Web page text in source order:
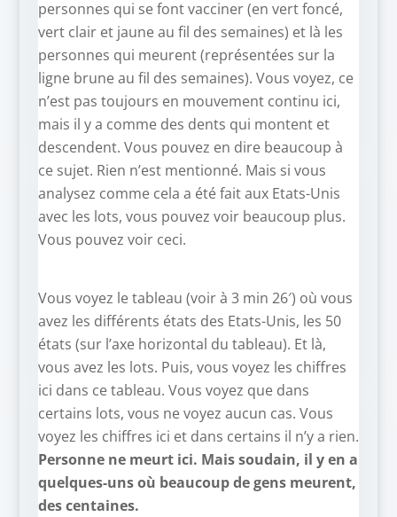
personnes qui se font vacciner (en vert foncé,
vert clair et jaune au fil des semaines) et là les
personnes qui meurent (représentées sur la
ligne brune au fil des semaines). Vous voyez, ce
n’est pas toujours en mouvement continu ici,
mais il y a comme des dents qui montent et
descendent. Vous pouvez en dire beaucoup à
ce sujet. Rien n’est mentionné. Mais si vous
analysez comme cela a été fait aux Etats-Unis
avec les lots, vous pouvez voir beaucoup plus.
Vous pouvez voir ceci.
Vous voyez le tableau (voir à 3 min 26′) où vous
avez les différents états des Etats-Unis, les 50
états (sur l’axe horizontal du tableau). Et là,
vous avez les lots. Puis, vous voyez les chiffres
ici dans ce tableau. Vous voyez que dans
certains lots, vous ne voyez aucun cas. Vous
voyez les chiffres ici et dans certains il n’y a rien.
Personne ne meurt ici. Mais soudain, il y en a
quelques-uns où beaucoup de gens meurent,
des centaines.